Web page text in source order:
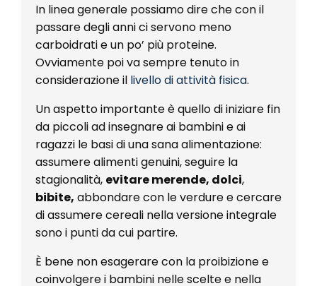
In linea generale possiamo dire che con il
passare degli anni ci servono meno
carboidrati e un po’ più proteine.
Ovviamente poi va sempre tenuto in
considerazione il livello di attività fisica.
Un aspetto importante è quello di iniziare fin
da piccoli ad insegnare ai bambini e ai
ragazzi le basi di una sana alimentazione:
assumere alimenti genuini, seguire la
stagionalità, evitare merende, dolci,
bibite, abbondare con le verdure e cercare
di assumere cereali nella versione integrale
sono i punti da cui partire.
È bene non esagerare con la proibizione e
coinvolgere i bambini nelle scelte e nella